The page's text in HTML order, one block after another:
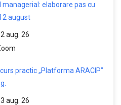
managerial: elaborare pas cu
august
aug. 26
practic „Platforma ARACIP”
aug. 26